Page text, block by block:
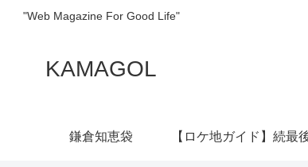
"Web Magazine For Good Life"
KAMAGOL
鎌倉知恵袋 【ロケ地ガイド】続最